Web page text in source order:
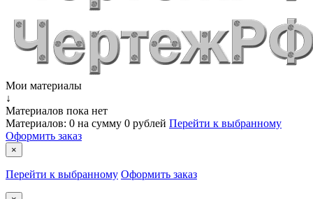
Мои материалы
↓
Материалов пока нет
Материалов: 0 на сумму 0 рублей Перейти к выбранному
Оформить заказ
×
Перейти к выбранному Оформить заказ